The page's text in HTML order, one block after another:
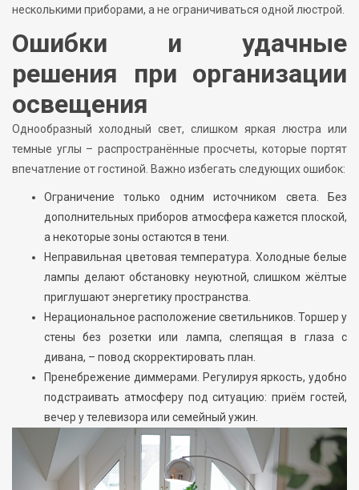
несколькими приборами, а не ограничиваться одной люстрой.
Ошибки и удачные
решения при организации
освещения
Однообразный холодный свет, слишком яркая люстра или
темные углы – распространённые просчеты, которые портят
впечатление от гостиной. Важно избегать следующих ошибок:
Ограничение только одним источником света. Без
дополнительных приборов атмосфера кажется плоской,
а некоторые зоны остаются в тени.
Неправильная цветовая температура. Холодные белые
лампы делают обстановку неуютной, слишком жёлтые
приглушают энергетику пространства.
Нерациональное расположение светильников. Торшер у
стены без розетки или лампа, слепящая в глаза с
дивана, – повод скорректировать план.
Пренебрежение диммерами. Регулируя яркость, удобно
подстраивать атмосферу под ситуацию: приём гостей,
вечер у телевизора или семейный ужин.